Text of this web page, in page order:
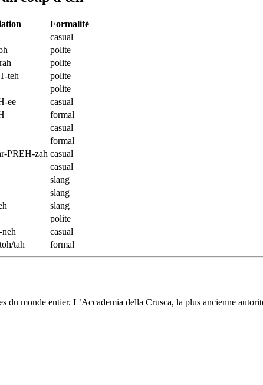
Formalité
casual
polite
polite
teh
polite
polite
ee
casual
formal
casual
formal
PREH-zah casual
casual
slang
slang
slang
polite
casual
tah formal
du monde entier. L’Accademia della Crusca, la plus ancienne